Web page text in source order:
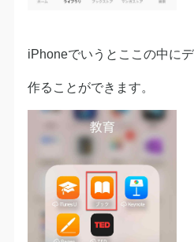
iPhoneでいうとここの中に
作ることができます。